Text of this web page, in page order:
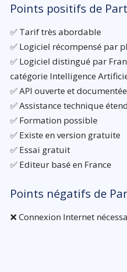
Points positifs de
✅ Tarif très abordable
✅ Logiciel récompensé par
✅ Logiciel distingué par
catégorie Intelligence
✅ API ouverte et documentée
✅ Assistance technique
✅ Formation possible
✅ Existe en version gratuite
✅ Essai gratuit
✅ Editeur basé en France
Points négatifs de
❌ Connexion Internet